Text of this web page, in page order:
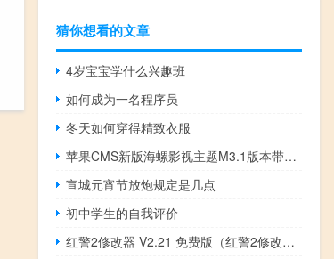
猜你想看的文章
4岁宝宝学什么兴趣班
如何成为一名程序员
冬天如何穿得精致衣服
苹果CMS新版海螺影视主题M3.1版本带后台自适应去授权完全解密
宣城元宵节放炮规定是几点
初中学生的自我评价
红警2修改器 V2.21 免费版（红警2修改器 V2.21 免费版功能简介）